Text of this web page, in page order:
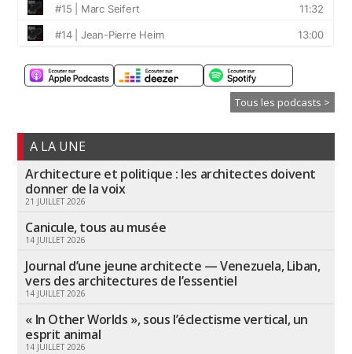
Tous les podcasts >
A LA UNE
Architecture et politique : les architectes doivent
donner de la voix
21 JUILLET 2026
Canicule, tous au musée
14 JUILLET 2026
Journal d’une jeune architecte — Venezuela, Liban,
vers des architectures de l’essentiel
14 JUILLET 2026
« In Other Worlds », sous l’éclectisme vertical, un
esprit animal
14 JUILLET 2026